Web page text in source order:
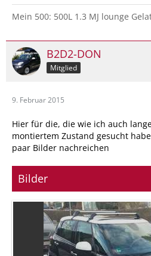
Mein 500: 500L 1.3 MJ lounge
B2D2-DON
Mitglied
9. Februar 2015
Hier für die, die wie ich auch
montiertem Zustand gesucht
paar Bilder nachreichen
Bilder